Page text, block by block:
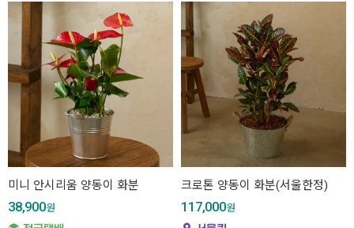
미니 안시리움 양동이 화분
38,900원
크로톤 양동이 화분(서울한정)
117,000원